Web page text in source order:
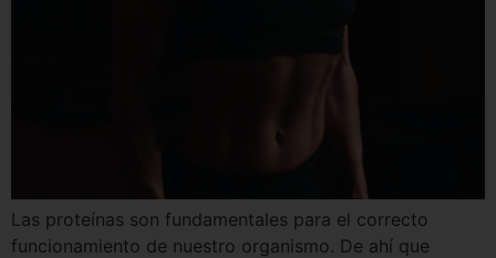
Las proteínas son fundamentales para el correcto
funcionamiento de nuestro organismo. De ahí que